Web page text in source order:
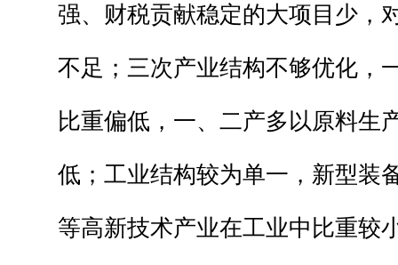
强、财税贡献稳定的大项目少，
不足；三次产业结构不够优化，
比重偏低，一、二产多以原料生
低；工业结构较为单一，新型装
等高新技术产业在工业中比重较